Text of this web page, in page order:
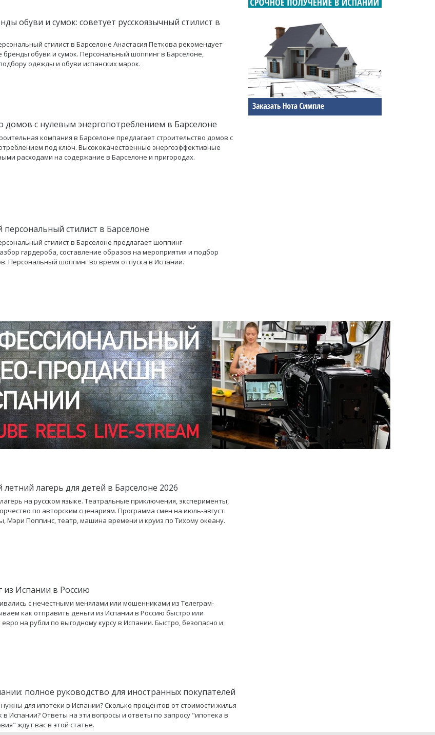
обуви и сумок: советует русскоязычный стилист в
стилист в Барселоне Анастасия Петкова рекомендует
бренды обуви и сумок. Персональный шоппинг в Барселоне,
одежды и обуви испанских марок.
домов с нулевым энергопотреблением в Барселоне
компания в Барселоне предлагает строительство домов с
под ключ. Высококачественные энергоэффективные
расходами на содержание в Барселоне и пригородах.
персональный стилист в Барселоне
стилист в Барселоне предлагает шоппинг-
гардероба, составление образов на мероприятия и подбор
Персональный шоппинг во время отпуска в Испании.
летний лагерь для детей в Барселоне 2026
на русском языке. Театральные приключения, эксперименты,
по авторским сценариям. Программа смен на июль-август:
Мэри Поппинс, театр, машина времени и круиз по Тихому океану.
из Испании в Россию
с нечестными менялами или мошенниками из Телеграм-
как отправить деньги из Испании в Россию быстро или
на рубли по выгодному курсу в Испании. Быстро, безопасно и
полное руководство для иностранных покупателей
для ипотеки в Испании? Сколько процентов от стоимости жилья
в Испании? Ответы на эти вопросы и ответы по запросу "ипотека в
ждут вас в этой статье.